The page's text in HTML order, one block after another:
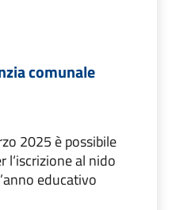
comunale
2025 è possibile
l‘iscrizione al nido
educativo